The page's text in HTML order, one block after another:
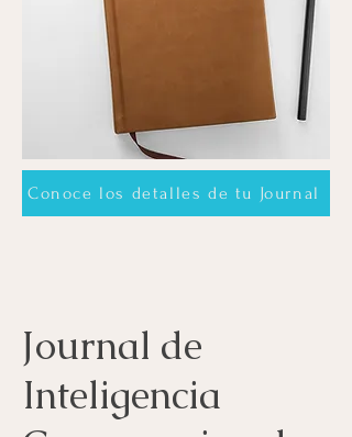
Conoce los detalles de tu Journal
Journal de
Inteligencia